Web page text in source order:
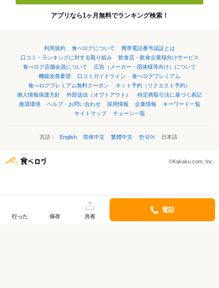
アプリなら1ヶ月無料でランキング検索！
利用規約 食べログについて
携帯電話番号認証とは
口コミ・ランキングに対する取り組み
飲食店・飲食企業様向けサービス
食べログ店舗会員について
広告（メーカー・団体様等向け）について
機能改善要望
口コミガイドライン
食べログプレミアム
食べログプレミアム無料クーポン
ネット予約（リクエスト予約）
個人情報保護方針
外部送信（オプトアウト）
特定商取引法に基づく表記
推奨環境
ヘルプ・お問い合わせ 採用情報 企業情報
キーワード一覧
サイトマップ
チェーン一覧
言語： English 简体中文 繁體中文 한국어 日本語
©Kakaku.com, Inc.
行った 保存 共有
電話